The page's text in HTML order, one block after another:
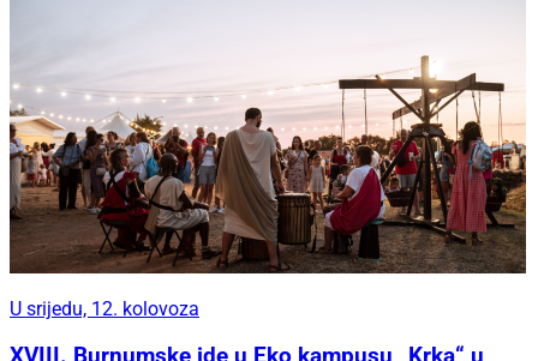
U srijedu, 12. kolovoza